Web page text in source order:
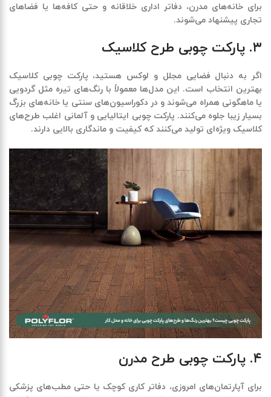
برای خانه‌های مدرن، دفاتر اداری خلاقانه و حتی کافه‌ها یا فضاهای
تجاری پیشنهاد می‌شوند.
۳. پارکت چوبی طرح کلاسیک
اگر به دنبال فضایی مجلل و لوکس هستید، پارکت چوبی کلاسیک
بهترین انتخاب است. این مدل‌ها معمولاً با رنگ‌های تیره مثل گردویی
یا ماهگونی همراه می‌شوند و در دکوراسیون‌های سنتی یا خانه‌های بزرگ
بسیار زیبا جلوه می‌کنند. پارکت چوبی ایتالیایی و آلمانی اغلب طرح‌های
کلاسیک ویژه‌ای تولید می‌کنند که کیفیت و ماندگاری بالایی دارند.
۴. پارکت چوبی طرح مدرن
برای آپارتمان‌های امروزی، دفاتر کاری کوچک یا حتی مطب‌های پزشکی